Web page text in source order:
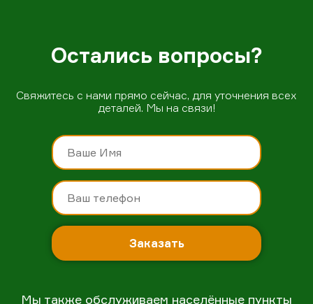
Остались вопросы?
Свяжитесь с нами прямо сейчас, для уточнения всех
деталей. Мы на связи!
Заказать
Мы также обслуживаем населённые пункты